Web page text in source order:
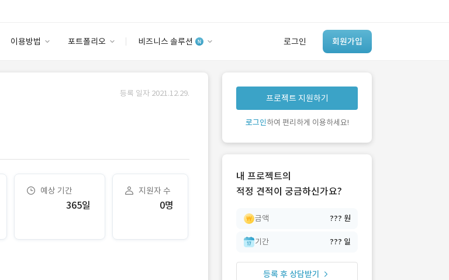
이용방법 포트폴리오 비즈니스 솔루션 로그인 회원가입
안심 코드 케어
유사사례 검색 AI
‘이런 거’ 만들어본
개발 회사 있어?
등록 일자 2021.12.29.
예상 기간
365일
지원자 수
0명
프로젝트 지원하기
로그인하여 편리하게 이용하세요!
내 프로젝트의
적정 견적이 궁금하신가요?
금액 ??? 원
기간 ??? 일
등록 후 상담받기